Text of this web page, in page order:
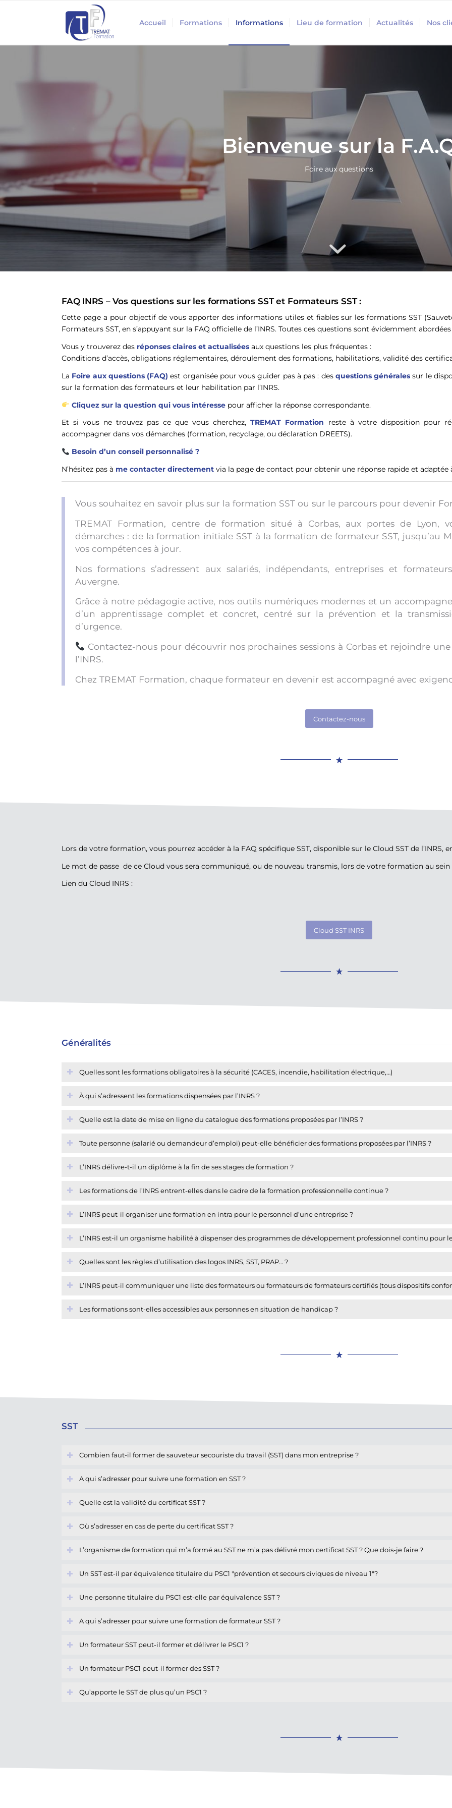
Accueil Formations Informations Lieu de formation Actualités Nos
Bienvenue sur la
Foire aux questions
FAQ INRS – Vos questions sur les formations SST et Formateurs SST :
Cette page a pour objectif de vous apporter des informations utiles et fiables sur les formations SST
Formateurs SST, en s’appuyant sur la FAQ officielle de l’INRS. Toutes ces questions sont évidemment
Vous y trouverez des réponses claires et actualisées aux questions les plus fréquentes :
Conditions d’accès, obligations réglementaires, déroulement des formations, habilitations, validité des
La Foire aux questions (FAQ) est organisée pour vous guider pas à pas : des questions générales sur le
sur la formation des formateurs et leur habilitation par l’INRS.
Cliquez sur la question qui vous intéressepour afficher la réponse correspondante.
Et si vous ne trouvez pas ce que vous cherchez,TREMAT Formation reste à votre disposition pour
accompagner dans vos démarches (formation, recyclage, ou déclaration DREETS).
Besoin d’un conseil personnalisé ?
N’hésitez pas à me contacter directement via la page de contact pour obtenir une réponse rapide et
Vous souhaitez en savoir plus sur la formation SST ou sur le parcours pour devenir
TREMAT Formation, centre de formation situé à Corbas, aux portes de Lyon,
démarches : de la formation initiale SST à la formation de formateur SST, jusqu’au
vos compétences à jour.
Nos formations s’adressent aux salariés, indépendants, entreprises et
Auvergne.
Grâce à notre pédagogie active, nos outils numériques modernes et un
d’un apprentissage complet et concret, centré sur la prévention et la
d’urgence.
Contactez-nous pour découvrir nos prochaines sessions à Corbas et rejoindre
l’INRS.
Chez TREMAT Formation, chaque formateur en devenir est accompagné avec
Contactez-nous
Lors de votre formation, vous pourrez accéder à la FAQ spécifique SST, disponible sur le Cloud SST de l’INRS,
Le mot de passe de ce Cloud vous sera communiqué, ou de nouveau transmis, lors de votre formation au sein
Lien du Cloud INRS :
Cloud SST INRS
Généralités
Quelles sont les formations obligatoires à la sécurité (CACES, incendie, habilitation électrique,…)
À qui s’adressent les formations dispensées par l’INRS ?
Quelle est la date de mise en ligne du catalogue des formations proposées par l’INRS ?
Toute personne (salarié ou demandeur d’emploi) peut-elle bénéficier des formations proposées par l’INRS ?
L’INRS délivre-t-il un diplôme à la fin de ses stages de formation ?
Les formations de l’INRS entrent-elles dans le cadre de la formation professionnelle continue ?
L’INRS peut-il organiser une formation en intra pour le personnel d’une entreprise ?
L’INRS est-il un organisme habilité à dispenser des programmes de développement professionnel continu pour
Quelles sont les règles d’utilisation des logos INRS, SST, PRAP… ?
L’INRS peut-il communiquer une liste des formateurs ou formateurs de formateurs certifiés (tous dispositifs
Les formations sont-elles accessibles aux personnes en situation de handicap ?
SST
Combien faut-il former de sauveteur secouriste du travail (SST) dans mon entreprise ?
A qui s’adresser pour suivre une formation en SST ?
Quelle est la validité du certificat SST ?
Où s’adresser en cas de perte du certificat SST ?
L’organisme de formation qui m’a formé au SST ne m’a pas délivré mon certificat SST ? Que dois-je faire ?
Un SST est-il par équivalence titulaire du PSC1 "prévention et secours civiques de niveau 1"?
Une personne titulaire du PSC1 est-elle par équivalence SST ?
A qui s’adresser pour suivre une formation de formateur SST ?
Un formateur SST peut-il former et délivrer le PSC1 ?
Un formateur PSC1 peut-il former des SST ?
Qu’apporte le SST de plus qu’un PSC1 ?